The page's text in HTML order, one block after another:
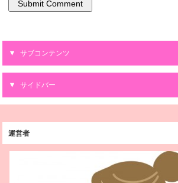
サブコンテンツ
サイドバー
運営者